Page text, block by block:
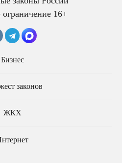
ограничение 16+
Бизнес
законов
ЖКХ